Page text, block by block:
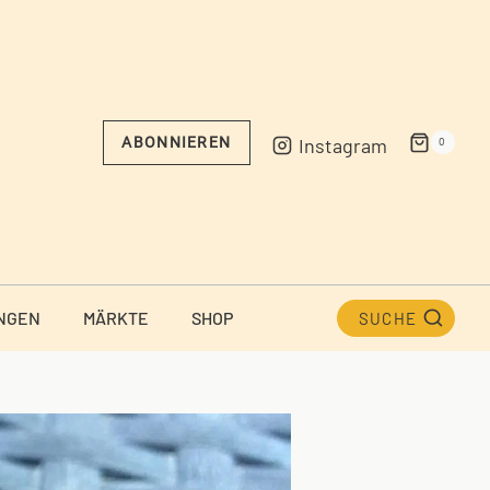
ABONNIEREN Instagram 0
MÄRKTE SHOP SUCHE